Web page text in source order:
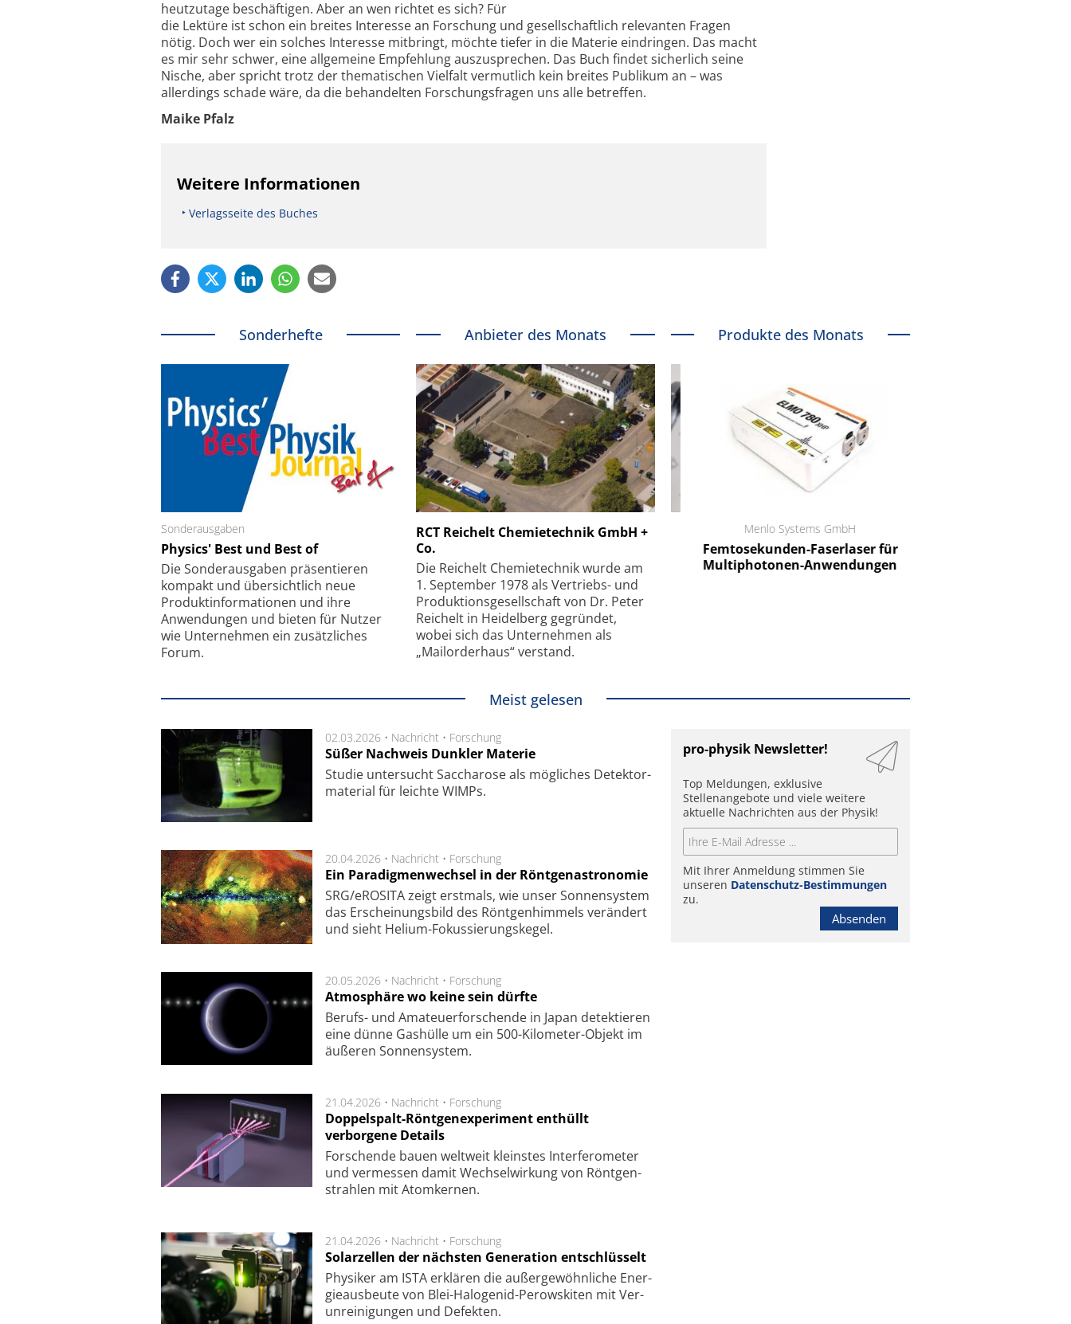
heutzutage beschäftigen. Aber an wen richtet es sich? Für
die Lektüre ist schon ein breites Interesse­ an Forschung und gesellschaftlich relevanten Fragen
nötig. Doch wer ein solches Interesse mitbringt, möchte ­tiefer in die Materie eindringen. Das macht
es mir sehr schwer, eine allgemeine Empfehlung auszusprechen. Das Buch findet sicherlich seine
Nische, aber spricht trotz der thematischen Vielfalt vermutlich kein breites Publikum an – was
allerdings schade wäre, da die behandelten Forschungsfragen uns alle betreffen.
Maike Pfalz
Weitere Informationen
Verlagsseite des Buches
Sonderhefte
Sonderausgaben
Physics' Best und Best of
Die Sonder­ausgaben präsentieren
kompakt und übersichtlich neue
Produkt­informationen und ihre
Anwendungen und bieten für Nutzer
wie Unternehmen ein zusätzliches
Forum.
Anbieter des Monats
RCT Reichelt Chemietechnik GmbH +
Co.
Die Reichelt Chemietechnik wurde am
1. September 1978 als Vertriebs- und
Produktionsgesellschaft von Dr. Peter
Reichelt in Heidelberg gegründet,
wobei sich das Unternehmen als
„Mailorderhaus“ verstand.
Produkte des Monats
Faserkoppler mit Super-
Feinfokussierungsmechanismus
SmarAct GmbH
kleinstem Raum
Menlo Systems GmbH
Femtosekunden-Faserlaser für
Multiphotonen-Anwendungen
Meist gelesen
02.03.2026 • Nachricht • Forschung
Süßer Nachweis Dunkler Materie
Studie unter­sucht Saccha­ro­se als mög­li­ches De­tek­tor­
ma­te­rial für leich­te WIMPs.
20.04.2026 • Nachricht • Forschung
Ein Paradigmenwechsel in der Röntgenastronomie
SRG/eROSITA zeigt erst­mals, wie unser Son­nen­sys­tem
das Er­schei­nungs­bild des Rönt­gen­him­mels ver­än­dert
und sieht Helium-Fokus­sie­rungs­ke­gel.
20.05.2026 • Nachricht • Forschung
Atmosphäre wo keine sein dürfte
Berufs- und Ama­teuer­for­schen­de in Japan de­tek­tie­ren
eine dün­ne Gas­hül­le um ein 500-Kilo­meter-Objekt im
äu­ße­ren Son­nen­sys­tem.
21.04.2026 • Nachricht • Forschung
Doppelspalt-Röntgenexperiment enthüllt
verborgene Details
For­schen­de bau­en welt­weit kleins­tes In­ter­fe­ro­me­ter
und ver­mes­sen da­mit Wech­sel­wir­kung von Rönt­gen­
strah­len mit Atom­ker­nen.
21.04.2026 • Nachricht • Forschung
Solarzellen der nächsten Generation entschlüsselt
Physiker am ISTA er­klä­ren die außer­ge­wöhn­li­che Ener­
gie­aus­beu­te von Blei-Halo­ge­nid-Perows­ki­ten mit Ver­
unrei­ni­gung­en und De­fek­ten.
pro-physik Newsletter!
Top Meldungen, exklusive
Stellenangebote und viele weitere
aktuelle Nachrichten aus der Physik!
Mit Ihrer Anmeldung stimmen Sie
unseren Datenschutz-Bestimmungen
zu.
Absenden